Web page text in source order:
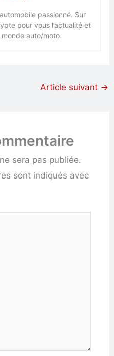
passionné. Sur
pour vous l’actualité et
auto/moto
Article suivant →
sera pas publiée.
sont indiqués avec